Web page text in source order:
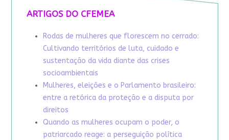
ARTIGOS DO CFEMEA
Rodas de mulheres que florescem no cerrado:
Cultivando territórios de luta, cuidado e
sustentação da vida diante das crises
socioambientais
Mulheres, eleições e o Parlamento brasileiro:
entre a retórica da proteção e a disputa por
direitos
Quando as mulheres ocupam o poder, o
patriarcado reage: a perseguição política